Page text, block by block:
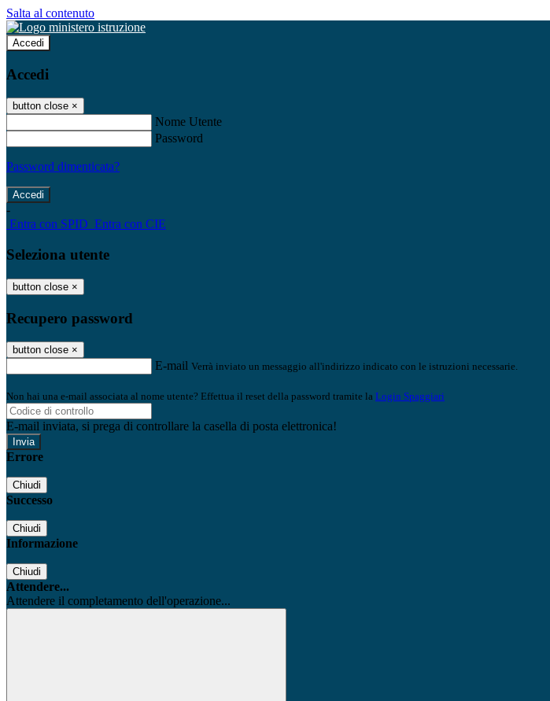
Salta al contenuto
Accedi
Accedi
button close ×
Nome Utente
Password
Password dimenticata?
-
Entra con SPID Entra con CIE
Seleziona utente
button close ×
Recupero password
button close ×
E-mail Verrà inviato un messaggio all'indirizzo indicato con le istruzioni necessarie.
Non hai una e-mail associata al nome utente? Effettua il reset della password tramite la Login Spaggiari
E-mail inviata, si prega di controllare la casella di posta elettronica!
Errore
Chiudi
Successo
Chiudi
Informazione
Chiudi
Attendere...
Attendere il completamento dell'operazione...